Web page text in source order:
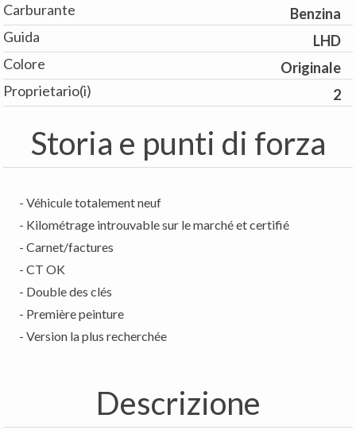
Carburante
Benzina
Guida
LHD
Colore
Originale
Proprietario(i)
2
Storia e punti di forza
- Véhicule totalement neuf
- Kilométrage introuvable sur le marché et certifié
- Carnet/factures
- CT OK
- Double des clés
- Première peinture
- Version la plus recherchée
Descrizione